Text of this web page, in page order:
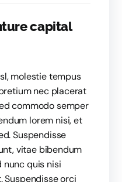
capital
molestie tempus
nec placerat
commodo semper
lorem nisi, et
Suspendisse
vitae bibendum
nunc quis nisi
Suspendisse orci